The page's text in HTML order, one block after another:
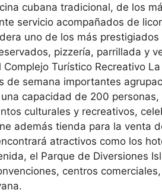
cubana tradicional, de los
servicio acompañados de
uno de los más
pizzería, parrillada y
Turístico Recreativo
de semana importantes
capacidad de 200
culturales y recreativos,
además tienda para la venta
atractivos como los
el Parque de Diversiones
centros